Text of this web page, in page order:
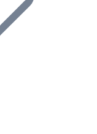
e
nostro servizio di